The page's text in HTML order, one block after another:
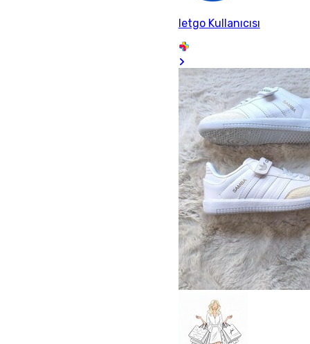
letgo Kullanıcısı